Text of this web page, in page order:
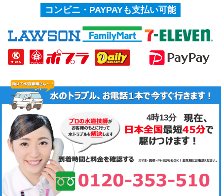
コンビニ・PAYPAYも支払い可能
4時13分